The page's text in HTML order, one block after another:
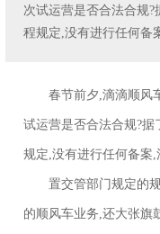
次试运营是否合法合规
程规定,没有进行任何备
春节前夕,滴滴顺风
试运营是否合法合规?
规定,没有进行任何备案,
置交管部门规定的
的顺风车业务,还大张旗